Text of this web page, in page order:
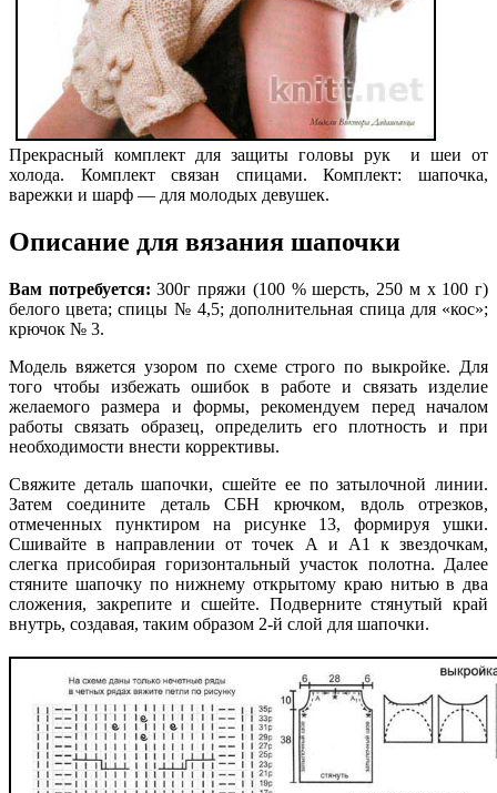
Прекрасный комплект для защиты головы рук и шеи от
холода. Комплект связан спицами. Комплект: шапочка,
варежки и шарф — для молодых девушек.
Описание для вязания шапочки
Вам потребуется: 300г пряжи (100 % шерсть, 250 м х 100 г)
белого цвета; спицы № 4,5; дополнительная спица для «кос»;
крючок № 3.
Модель вяжется узором по схеме строго по выкройке. Для
того чтобы избежать ошибок в работе и связать изделие
желаемого размера и формы, рекомендуем перед началом
работы связать образец, определить его плотность и при
необходимости внести коррективы.
Свяжите деталь шапочки, сшейте ее по затылочной линии.
Затем соедините деталь СБН крючком, вдоль отрезков,
отмеченных пунктиром на рисунке 13, формируя ушки.
Сшивайте в направлении от точек А и А1 к звездочкам,
слегка присобирая горизонтальный участок полотна. Далее
стяните шапочку по нижнему открытому краю нитью в два
сложения, закрепите и сшейте. Подверните стянутый край
внутрь, создавая, таким образом 2-й слой для шапочки.